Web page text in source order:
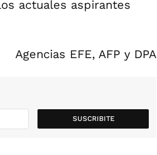
actuales aspirantes
Agencias EFE, AFP y DPA
SUSCRIBITE